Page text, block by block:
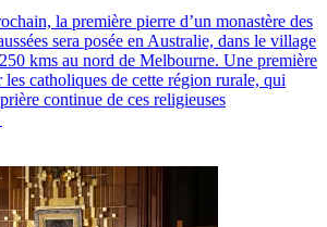
la première pierre d’un monastère des
sera posée en Australie, dans le village
kms au nord de Melbourne. Une première
les catholiques de cette région rurale, qui
continue de ces religieuses